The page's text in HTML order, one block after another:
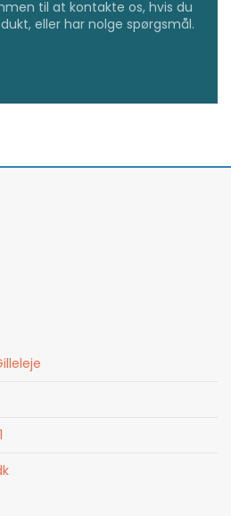
til at kontakte os, hvis du
eller har nolge spørgsmål.